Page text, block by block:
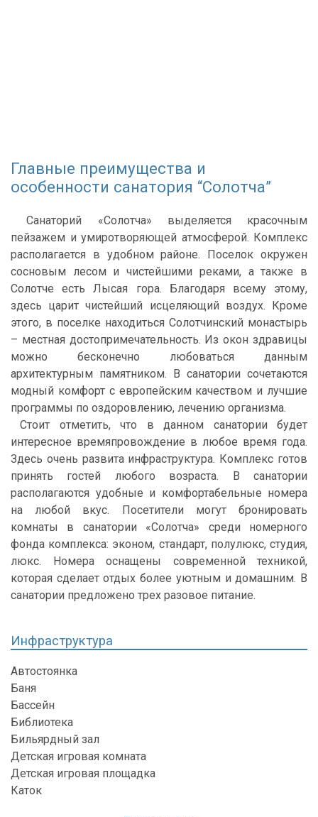
Главные преимущества и
особенности санатория “Солотча”
Санаторий «Солотча» выделяется красочным
пейзажем и умиротворяющей атмосферой. Комплекс
располагается в удобном районе. Поселок окружен
сосновым лесом и чистейшими реками, а также в
Солотче есть Лысая гора. Благодаря всему этому,
здесь царит чистейший исцеляющий воздух. Кроме
этого, в поселке находиться Солотчинский монастырь
– местная достопримечательность. Из окон здравицы
можно бесконечно любоваться данным
архитектурным памятником. В санатории сочетаются
модный комфорт с европейским качеством и лучшие
программы по оздоровлению, лечению организма.
Стоит отметить, что в данном санатории будет
интересное времяпровождение в любое время года.
Здесь очень развита инфраструктура. Комплекс готов
принять гостей любого возраста. В санатории
располагаются удобные и комфортабельные номера
на любой вкус. Посетители могут бронировать
комнаты в санатории «Солотча» среди номерного
фонда комплекса: эконом, стандарт, полулюкс, студия,
люкс. Номера оснащены современной техникой,
которая сделает отдых более уютным и домашним. В
санатории предложено трех разовое питание.
Инфраструктура
Автостоянка
Баня
Бассейн
Библиотека
Бильярдный зал
Детская игровая комната
Детская игровая площадка
Каток